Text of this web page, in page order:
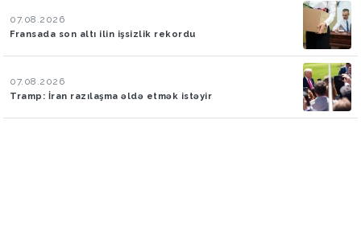
07.08.2026
Fransada son altı ilin işsizlik rekordu
07.08.2026
Tramp: İran razılaşma əldə etmək istəyir